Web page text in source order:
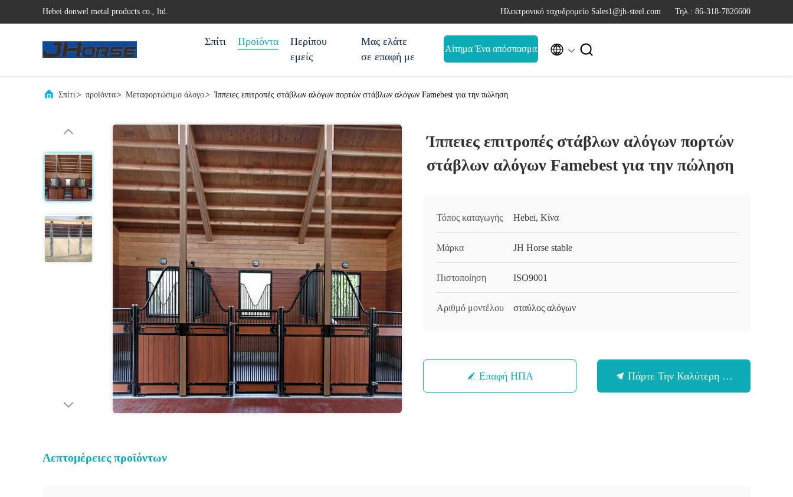
Hebei donwel metal products co., ltd. Ηλεκτρονικό ταχυδρομείο Sales1@jh-steel.com Τηλ.: 86-318-7826600
Σπίτι Προϊόντα
Περίπου
εμείς
Μας ελάτε
σε επαφή με
Αίτημα Ένα απόσπασμα  
Σπίτι> προϊόντα> Μεταφορτώσιμο άλογο> Ίππειες επιτροπές στάβλων αλόγων πορτών στάβλων αλόγων Famebest για την πώληση
Ίππειες επιτροπές στάβλων αλόγων πορτών
στάβλων αλόγων Famebest για την πώληση
Τόπος καταγωγής Hebei, Κίνα
Μάρκα JH Horse stable
Πιστοποίηση ISO9001
Αριθμό μοντέλου σταύλος αλόγων
Επαφή ΗΠΑ Πάρτε Την Καλύτερη Τιμή
Λεπτομέρειες προϊόντων